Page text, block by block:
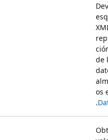
de
os
.